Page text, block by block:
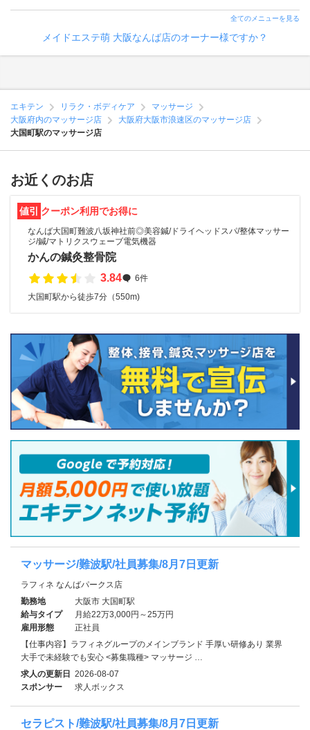
全てのメニューを見る
メイドエステ萌 大阪なんば店のオーナー様ですか？
エキテン リラク・ボディケア
マッサージ
大阪府内のマッサージ店
大阪府大阪市浪速区のマッサージ店
大国町駅のマッサージ店
お近くのお店
値引 クーポン利用でお得に
なんば大国町難波八坂神社前◎美容鍼/ドライヘッドスパ/整体マッサー
ジ/鍼/マトリクスウェーブ電気機器
かんの鍼灸整骨院
3.84
6件
大国町駅から徒歩7分（550m)
マッサージ/難波駅/社員募集/8月7日更新
ラフィネ なんばパークス店
勤務地
大阪市 大国町駅
給与タイプ
月給22万3,000円～25万円
雇用形態
正社員
【仕事内容】ラフィネグループのメインブランド 手厚い研修あり 業界
大手で未経験でも安心 <募集職種> マッサージ …
求人の更新日 2026-08-07
スポンサー
求人ボックス
セラピスト/難波駅/社員募集/8月7日更新